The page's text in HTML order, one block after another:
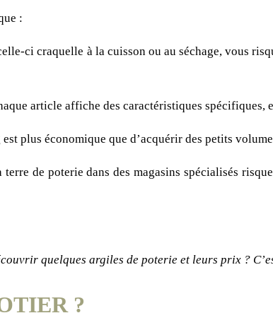
:
ci craquelle à la cuisson ou au séchage, vous
article affiche des caractéristiques
plus économique que d’acquérir des petits
de poterie dans des magasins spécialisés
quelques argiles de poterie et leurs prix ?
?